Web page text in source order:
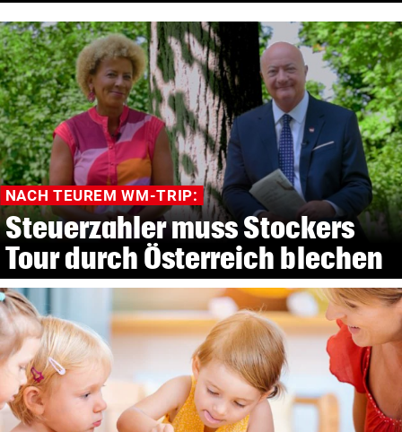
NACH TEUREM WM-TRIP:
Steuerzahler muss Stockers
Tour durch Österreich blechen